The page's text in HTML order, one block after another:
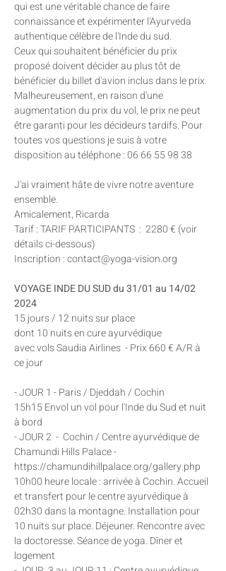
qui est une véritable chance de faire
connaissance et expérimenter l'Ayurveda
authentique célèbre de l'Inde du sud.
Ceux qui souhaitent bénéficier du prix
proposé doivent décider au plus tôt de
bénéficier du billet d'avion inclus dans le prix.
Malheureusement, en raison d'une
augmentation du prix du vol, le prix ne peut
être garanti pour les décideurs tardifs. Pour
toutes vos questions je suis à votre
disposition au téléphone : 06 66 55 98 38
J'ai vraiment hâte de vivre notre aventure
ensemble.
Amicalement, Ricarda
Tarif : TARIF PARTICIPANTS  :  2280 € (voir
détails ci-dessous)
Inscription : contact@yoga-vision.org
VOYAGE INDE DU SUD du 31/01 au 14/02
2024
15 jours / 12 nuits sur place
dont 10 nuits en cure ayurvédique
avec vols Saudia Airlines  - Prix 660 € A/R à
ce jour
- JOUR 1 - Paris / Djeddah / Cochin
15h15 Envol un vol pour l'Inde du Sud et nuit
à bord
- JOUR 2  -  Cochin / Centre ayurvédique de
Chamundi Hills Palace -
https://chamundihillpalace.org/gallery.php
10h00 heure locale : arrivée à Cochin. Accueil
et transfert pour le centre ayurvédique à
02h30 dans la montagne. Installation pour
10 nuits sur place. Déjeuner. Rencontre avec
la doctoresse. Séance de yoga. Dîner et
logement